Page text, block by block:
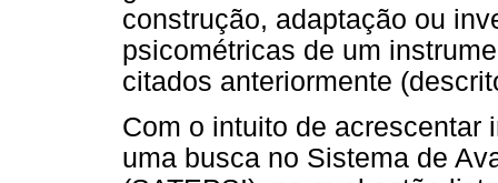
construção, adaptação ou
psicométricas de um
citados anteriormente
Com o intuito de acrescentar
uma busca no Sistema de